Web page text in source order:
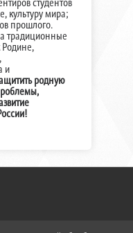
культуру мира;
прошлого.
традиционные
Родине,
и
родную